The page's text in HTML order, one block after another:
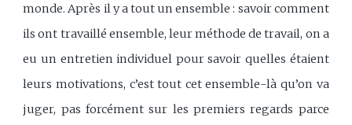
monde. Après il y a tout un ensemble : savoir comment
ils ont travaillé ensemble, leur méthode de travail, on a
eu un entretien individuel pour savoir quelles étaient
leurs motivations, c’est tout cet ensemble-là qu’on va
juger, pas forcément sur les premiers regards parce